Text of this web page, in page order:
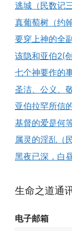
逃城（民数记
真葡萄树（约
要穿上神的全
该隐和亚伯2(
七个神要作的
圣洁、公义、
亚伯拉罕所信
基督的爱是何
属灵的淫乱（
黑夜已深，白
生命之道通
电子邮箱